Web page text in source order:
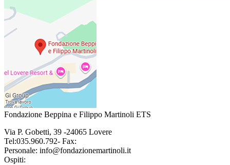
Fondazione Beppina e Filippo Martinoli ETS
Via P. Gobetti, 39 -24065 Lovere
Tel:035.960.792- Fax:
Personale: info@fondazionemartinoli.it
Ospiti: